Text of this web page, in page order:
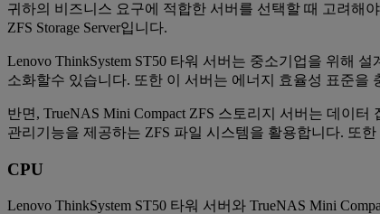
귀하의 비즈니스 요구에 적합한 서버를 선택할 때 고려해
ZFS Storage Server입니다.
Lenovo ThinkSystem ST50 타워 서버는 중소기업을 위해
소화할수 있습니다. 또한 이 서버는 에너지 효율성 표준
반면, TrueNAS Mini Compact ZFS 스토리지 서버는 데이
관리기능을 제공하는 ZFS 파일 시스템을 활용합니다. 또
CPU
Lenovo ThinkSystem ST50 타워 서버와 TrueNAS Mini